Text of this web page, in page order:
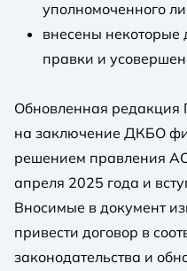
уполномоченного
внесены некоторые
правки и
Обновленная редакция
на заключение ДКБО
решением правления
апреля 2025 года и
Вносимые в документ
привести договор в
законодательства и